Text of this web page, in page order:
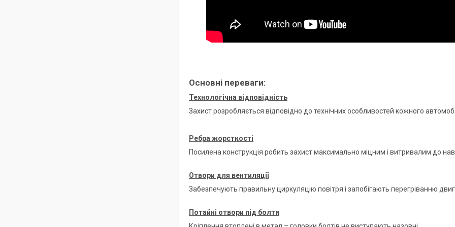
Основні переваги:
Технологічна відповідність
Захист розробляється відповідно до технічних особливостей кожного
Ребра жорсткості
Посилена конструкція робить захист максимально міцним і витривалим до
Отвори для вентиляції
Забезпечують правильну циркуляцію повітря і запобігають перегріванню
Потайні отвори під болти